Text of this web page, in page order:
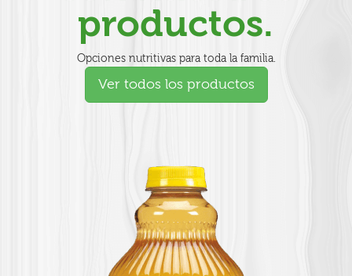
productos.
Opciones nutritivas para toda la familia.
Ver todos los productos